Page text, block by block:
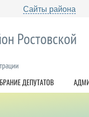
Сайты района
Ростовской
ДЕПУТАТОВ